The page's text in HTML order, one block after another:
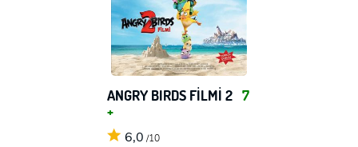
ANGRY BIRDS FİLMİ 2 7
+
6,0 /10